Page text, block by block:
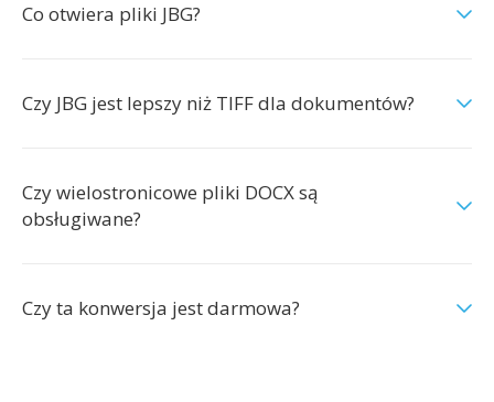
Co otwiera pliki JBG?
Czy JBG jest lepszy niż TIFF dla dokumentów?
Czy wielostronicowe pliki DOCX są
obsługiwane?
Czy ta konwersja jest darmowa?